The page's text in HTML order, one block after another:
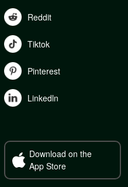
Reddit
Tiktok
Pinterest
Linkedln
Download on the
App Store